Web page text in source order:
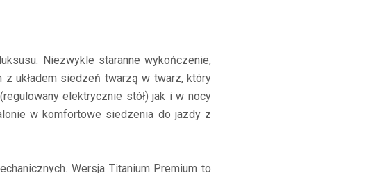
Niezwykle staranne wykończenie,
układem siedzeń twarzą w twarz, który
elektrycznie stół) jak i w nocy
w komfortowe siedzenia do jazdy z
Wersja Titanium Premium to